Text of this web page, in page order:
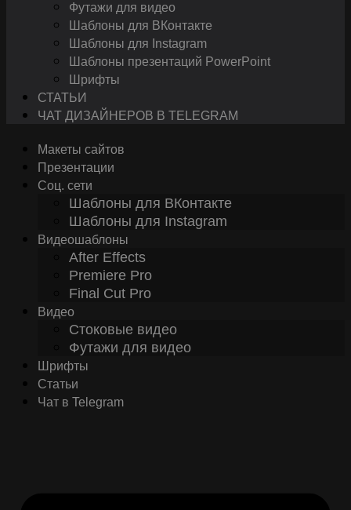
Футажи для видео
Шаблоны для ВКонтакте
Шаблоны для Instagram
Шаблоны презентаций PowerPoint
Шрифты
СТАТЬИ
ЧАТ ДИЗАЙНЕРОВ В TELEGRAM
Макеты сайтов
Презентации
Соц. сети
Шаблоны для ВКонтакте
Шаблоны для Instagram
Видеошаблоны
After Effects
Premiere Pro
Final Cut Pro
Видео
Стоковые видео
Футажи для видео
Шрифты
Статьи
Чат в Telegram